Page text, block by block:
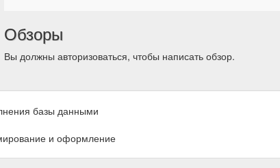
Обзоры
Вы должны авторизоваться, чтобы написать обзор.
базы данными
и оформление